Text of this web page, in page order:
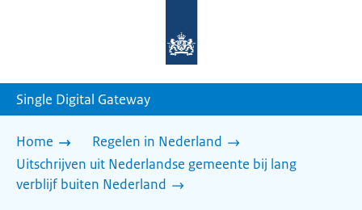
homepage
Single Digital Gateway
Home
Regelen in Nederland
Uitschrijven uit Nederlandse gemeente bij lang
verblijf buiten Nederland